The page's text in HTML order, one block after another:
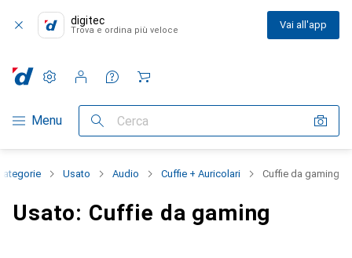
digitec
Trova e ordina più veloce Vai all'app
Categoria Navigazione
Menu Cerca
Impostazioni
Conto cliente
Liste di confronto
Liste dei desideri
Carrello
Usato Audio Cuffie + Auricolari Cuffie da gaming
Usato: Cuffie da gaming